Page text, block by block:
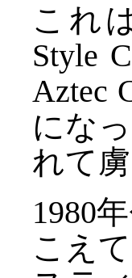
これ
Style
Aztec
にな
れて
1980
こえ